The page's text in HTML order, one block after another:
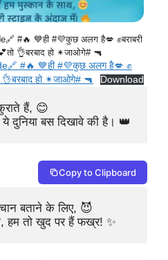
#🔥 💙ही #💜कुछ अलग है💋 ✊बराबरी
👌बरबाद हो ✴जाओगे# 🔫
#🔥 💙ही #💜कुछ अलग है💋 ✊
हो ✴जाओगे# 🔫
Download
हैं, 😊
दुनिया बस दिखावे की है। 👑
Copy to Clipboard
बताने के लिए, 😈
हम तो खुद पर हैं फख्र! ✨